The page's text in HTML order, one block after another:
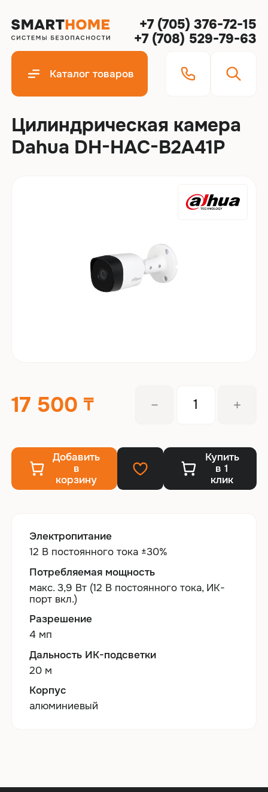
+7 (705) 376-72-15
+7 (708) 529-79-63
Каталог товаров
Цилиндрическая камера
Dahua DH-HAC-B2A41P
17 500
Добавить
в
корзину
Купить
в 1
клик
Электропитание
12 В постоянного тока ±30%
Потребляемая мощность
макс. 3,9 Вт (12 В постоянного тока, ИК-
порт вкл.)
Разрешение
4 мп
Дальность ИК-подсветки
20 м
Корпус
алюминиевый